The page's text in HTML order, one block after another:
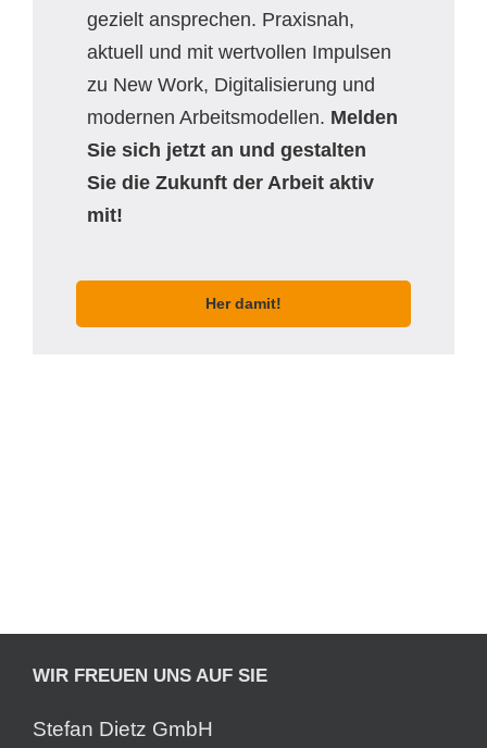
gezielt ansprechen. Praxisnah,
aktuell und mit wertvollen Impulsen
zu New Work, Digitalisierung und
modernen Arbeitsmodellen. Melden
Sie sich jetzt an und gestalten
Sie die Zukunft der Arbeit aktiv
mit!
Her damit!
WIR FREUEN UNS AUF SIE
Stefan Dietz GmbH